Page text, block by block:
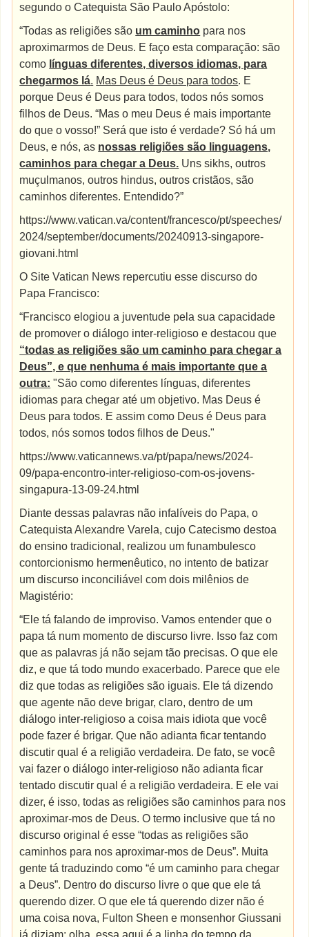
segundo o Catequista São Paulo Apóstolo:
“Todas as religiões são um caminho para nos
aproximarmos de Deus. E faço esta comparação: são
como línguas diferentes, diversos idiomas, para
chegarmos lá. Mas Deus é Deus para todos. E
porque Deus é Deus para todos, todos nós somos
filhos de Deus. “Mas o meu Deus é mais importante
do que o vosso!” Será que isto é verdade? Só há um
Deus, e nós, as nossas religiões são linguagens,
caminhos para chegar a Deus. Uns sikhs, outros
muçulmanos, outros hindus, outros cristãos, são
caminhos diferentes. Entendido?”
https://www.vatican.va/content/francesco/pt/speeches/
2024/september/documents/20240913-singapore-
giovani.html
O Site Vatican News repercutiu esse discurso do
Papa Francisco:
“Francisco elogiou a juventude pela sua capacidade
de promover o diálogo inter-religioso e destacou que
“todas as religiões são um caminho para chegar a
Deus”, e que nenhuma é mais importante que a
outra: "São como diferentes línguas, diferentes
idiomas para chegar até um objetivo. Mas Deus é
Deus para todos. E assim como Deus é Deus para
todos, nós somos todos filhos de Deus."
https://www.vaticannews.va/pt/papa/news/2024-
09/papa-encontro-inter-religioso-com-os-jovens-
singapura-13-09-24.html
Diante dessas palavras não infalíveis do Papa, o
Catequista Alexandre Varela, cujo Catecismo destoa
do ensino tradicional, realizou um funambulesco
contorcionismo hermenêutico, no intento de batizar
um discurso inconciliável com dois milênios de
Magistério:
“Ele tá falando de improviso. Vamos entender que o
papa tá num momento de discurso livre. Isso faz com
que as palavras já não sejam tão precisas. O que ele
diz, e que tá todo mundo exacerbado. Parece que ele
diz que todas as religiões são iguais. Ele tá dizendo
que agente não deve brigar, claro, dentro de um
diálogo inter-religioso a coisa mais idiota que você
pode fazer é brigar. Que não adianta ficar tentando
discutir qual é a religião verdadeira. De fato, se você
vai fazer o diálogo inter-religioso não adianta ficar
tentado discutir qual é a religião verdadeira. E ele vai
dizer, é isso, todas as religiões são caminhos para nos
aproximar-mos de Deus. O termo inclusive que tá no
discurso original é esse “todas as religiões são
caminhos para nos aproximar-mos de Deus”. Muita
gente tá traduzindo como “é um caminho para chegar
a Deus”. Dentro do discurso livre o que que ele tá
querendo dizer. O que ele tá querendo dizer não é
uma coisa nova, Fulton Sheen e monsenhor Giussani
já diziam: olha, essa aqui é a linha do tempo da